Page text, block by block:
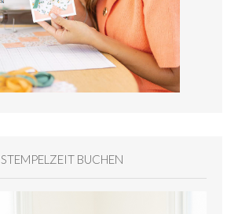
STEMPELZEIT BUCHEN